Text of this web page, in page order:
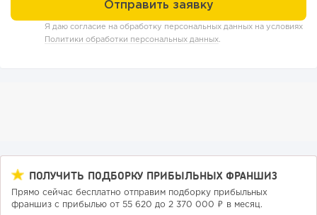
«Прибыль 20 млн в год, а я ездил на метро»: куда в
Я даю согласие на обработку персональных данных на условиях
Политики обработки персональных данных
ПОЛУЧИТЬ ПОДБОРКУ ПРИБЫЛЬНЫХ ФРАНШИЗ
Прямо сейчас бесплатно отправим подборку прибыльных
франшиз с прибылью от 55 620 до 2 370 000 ₽ в месяц.